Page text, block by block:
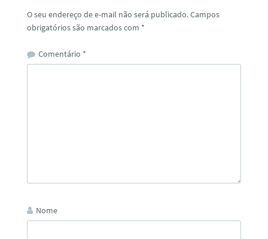
O seu endereço de e-mail não será publicado.Campos
obrigatórios são marcados com *
Comentário *
Nome